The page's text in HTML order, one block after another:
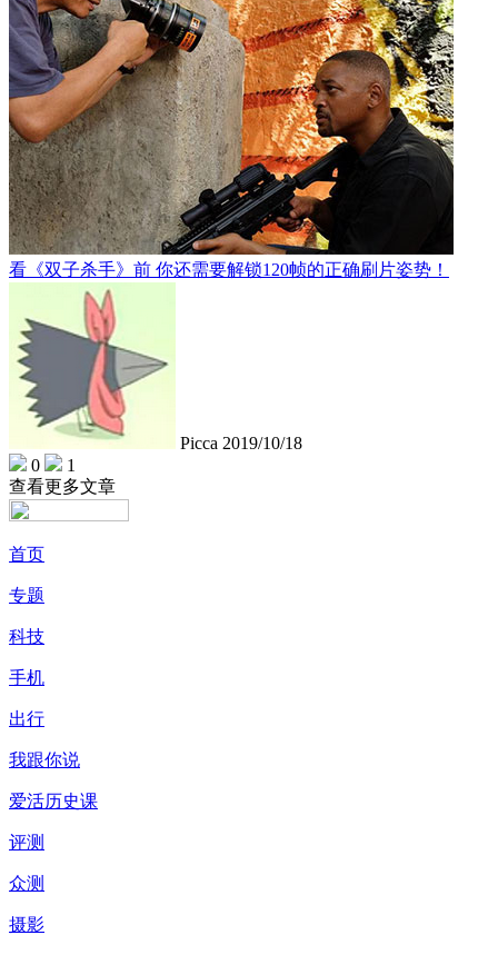
看《双子杀手》前 你还需要解锁120帧的正确刷片姿势！
Picca 2019/10/18
0
1
查看更多文章
首页
专题
科技
手机
出行
我跟你说
爱活历史课
评测
众测
摄影